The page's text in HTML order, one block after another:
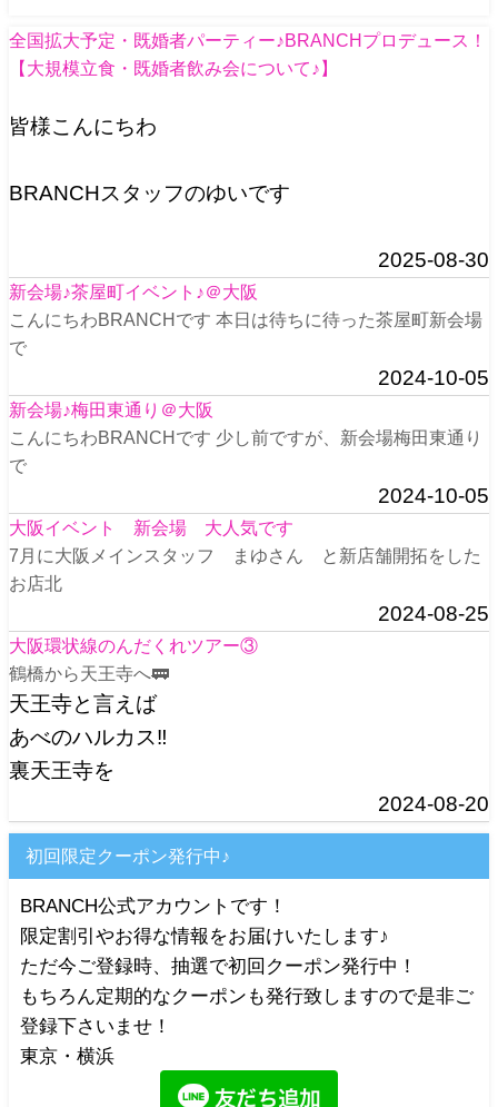
全国拡大予定・既婚者パーティー♪BRANCHプロデュース！
【大規模立食・既婚者飲み会について♪】
皆様こんにちわ
BRANCHスタッフのゆいです
2025-08-30
新会場♪茶屋町イベント♪＠大阪
こんにちわBRANCHです 本日は待ちに待った茶屋町新会場
で
2024-10-05
新会場♪梅田東通り＠大阪
こんにちわBRANCHです 少し前ですが、新会場梅田東通り
で
2024-10-05
大阪イベント 新会場 大人気です
7月に大阪メインスタッフ まゆさん と新店舗開拓をした
お店北
2024-08-25
大阪環状線のんだくれツアー③
鶴橋から天王寺へ🚃
天王寺と言えば
あべのハルカス‼️
裏天王寺を
2024-08-20
初回限定クーポン発行中♪
BRANCH公式アカウントです！
限定割引やお得な情報をお届けいたします♪
ただ今ご登録時、抽選で初回クーポン発行中！
もちろん定期的なクーポンも発行致しますので是非ご
登録下さいませ！
東京・横浜